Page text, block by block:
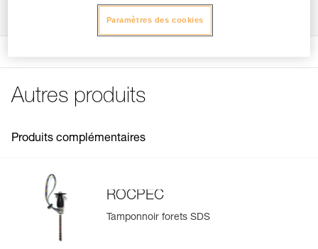
Référence : P26250
Garantie : 3 ans
Télécharger le pdf technical-notice-ROCPEC-ADP-1
Autres produits
Produits complémentaires
ROCPEC
Tamponnoir forets SDS
Paramètres des cookies